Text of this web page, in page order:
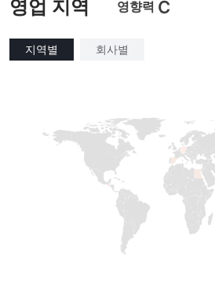
영업 지역 영향력 C
지역별 회사별